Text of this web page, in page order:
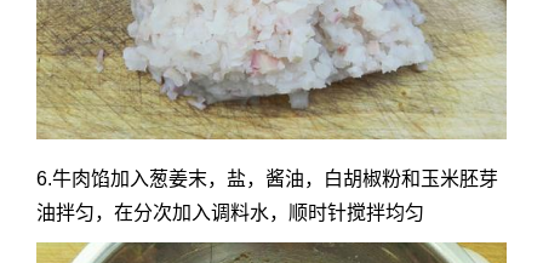
6.牛肉馅加入葱姜末，盐，酱油，白胡椒粉和玉米胚芽
油拌匀，在分次加入调料水，顺时针搅拌均匀